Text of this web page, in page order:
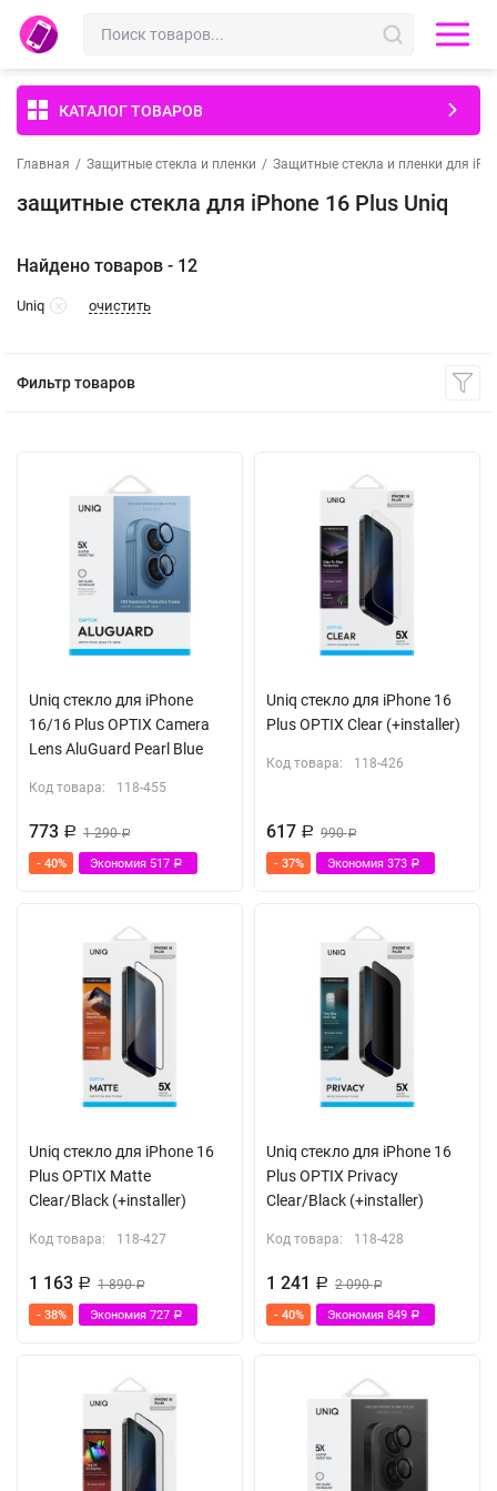
КАТАЛОГ ТОВАРОВ
Главная / Защитные стекла и пленки / Защитные стекла и пленки для
защитные стекла для iPhone 16 Plus Uniq
Найдено товаров - 12
Uniq очистить
Фильтр товаров
Uniq стекло для iPhone
16/16 Plus OPTIX Camera
Lens AluGuard Pearl Blue
Код товара: 118-455
773 Р 1 290Р
- 40% Экономия 517 Р
Uniq стекло для iPhone 16
Plus OPTIX Clear (+installer)
Код товара: 118-426
617 Р 990Р
- 37% Экономия 373 Р
Uniq стекло для iPhone 16
Plus OPTIX Matte
Clear/Black (+installer)
Код товара: 118-427
1 163 Р 1 890Р
- 38% Экономия 727 Р
Uniq стекло для iPhone 16
Plus OPTIX Privacy
Clear/Black (+installer)
Код товара: 118-428
1 241 Р 2 090Р
- 40% Экономия 849 Р